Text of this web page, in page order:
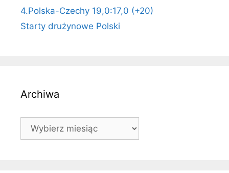
4.Polska-Czechy 19,0:17,0 (+20)
Starty drużynowe Polski
Archiwa
Archiwa